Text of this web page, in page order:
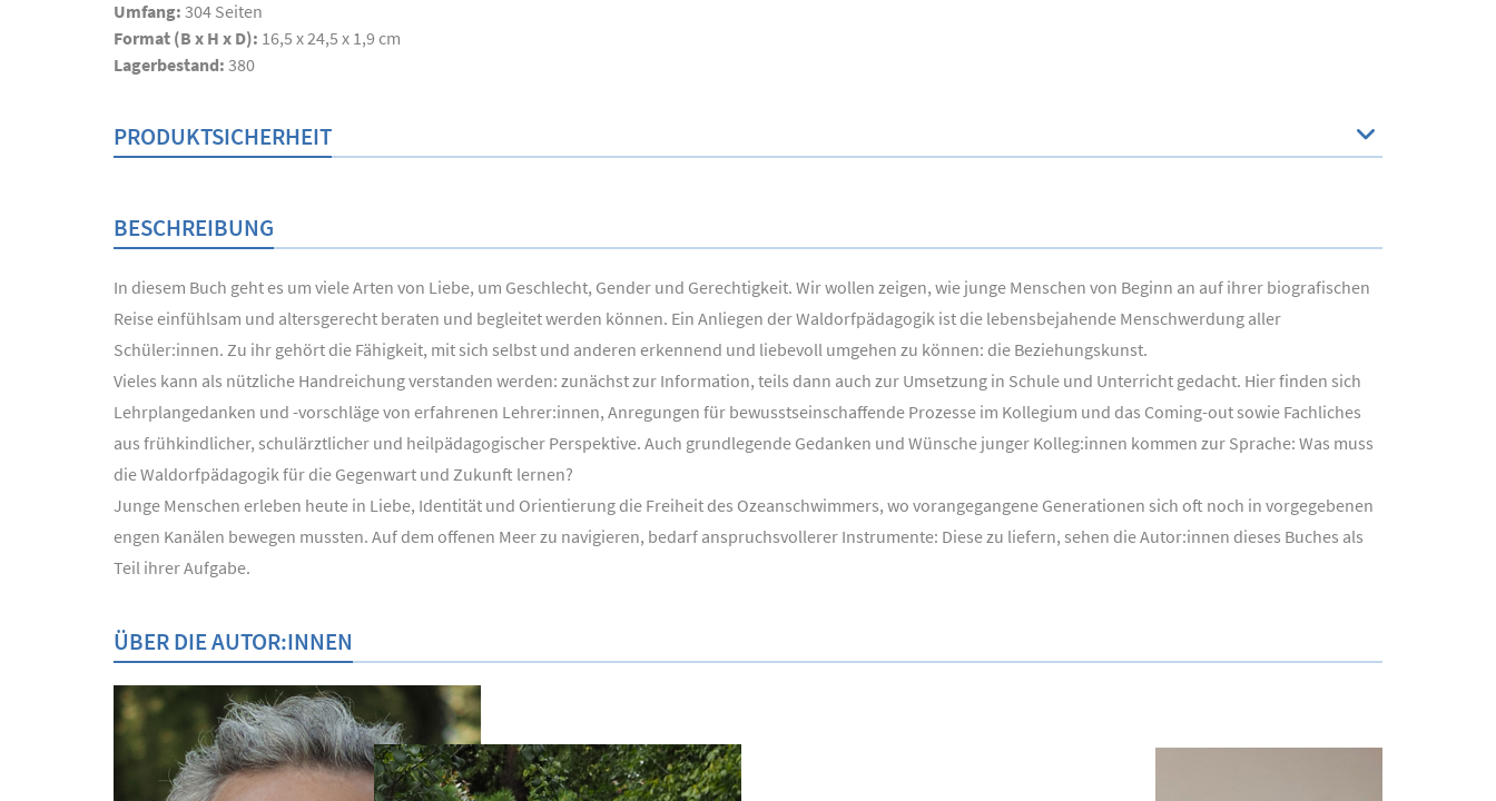
Umfang: 304 Seiten
Format (B x H x D): 16,5 x 24,5 x 1,9 cm
Lagerbestand: 380
PRODUKTSICHERHEIT
BESCHREIBUNG
In diesem Buch geht es um viele Arten von Liebe, um Geschlecht, Gender und Gerechtigkeit. Wir wollen zeigen, wie junge Menschen von Beginn an auf ihrer biografischen
Reise einfühlsam und altersgerecht beraten und begleitet werden können. Ein Anliegen der Waldorfpädagogik ist die lebensbejahende Menschwerdung aller
Schüler:innen. Zu ihr gehört die Fähigkeit, mit sich selbst und anderen erkennend und liebevoll umgehen zu können: die Beziehungskunst.
Vieles kann als nützliche Handreichung verstanden werden: zunächst zur Information, teils dann auch zur Umsetzung in Schule und Unterricht gedacht. Hier finden sich
Lehrplangedanken und -vorschläge von erfahrenen Lehrer:innen, Anregungen für bewusstseinschaffende Prozesse im Kollegium und das Coming-out sowie Fachliches
aus frühkindlicher, schulärztlicher und heilpädagogischer Perspektive. Auch grundlegende Gedanken und Wünsche junger Kolleg:innen kommen zur Sprache: Was muss
die Waldorfpädagogik für die Gegenwart und Zukunft lernen?
Junge Menschen erleben heute in Liebe, Identität und Orientierung die Freiheit des Ozeanschwimmers, wo vorangegangene Generationen sich oft noch in vorgegebenen
engen Kanälen bewegen mussten. Auf dem offenen Meer zu navigieren, bedarf anspruchsvollerer Instrumente: Diese zu liefern, sehen die Autor:innen dieses Buches als
Teil ihrer Aufgabe.
ÜBER DIE AUTOR:INNEN